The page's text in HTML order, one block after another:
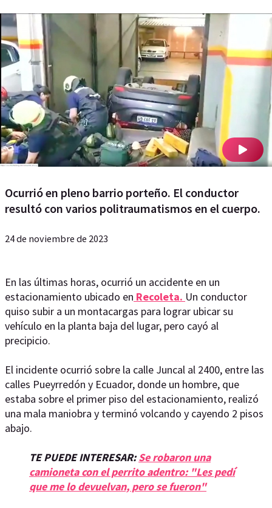
Ocurrió en pleno barrio porteño. El conductor
resultó con varios politraumatismos en el cuerpo.
24 de noviembre de 2023
En las últimas horas, ocurrió un accidente en un
estacionamiento ubicado en Recoleta. Un conductor
quiso subir a un montacargas para lograr ubicar su
vehículo en la planta baja del lugar, pero cayó al
precipicio.
El incidente ocurrió sobre la calle Juncal al 2400, entre las
calles Pueyrredón y Ecuador, donde un hombre, que
estaba sobre el primer piso del estacionamiento, realizó
una mala maniobra y terminó volcando y cayendo 2 pisos
abajo.
TE PUEDE INTERESAR:Se robaron una
camioneta con el perrito adentro: "Les pedí
que me lo devuelvan, pero se fueron"